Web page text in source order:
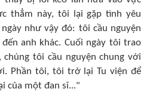
thẳm này, tôi lại gặp tình yêu
ngày như vậy đó: tôi cầu nguyện
anh khác. Cuối ngày tôi trao
tôi cầu nguyện chung với
Phần tôi, tôi trở lại Tu viện để
của một đan sĩ..."